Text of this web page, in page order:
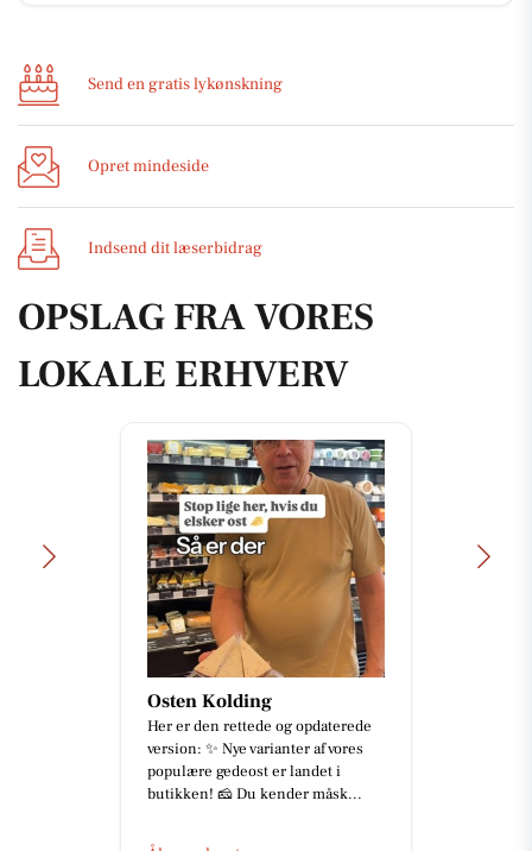
Send en gratis lykønskning
Opret mindeside
Indsend dit læserbidrag
OPSLAG FRA VORES
LOKALE ERHVERV
Osten Kolding
Her er den rettede og opdaterede
version: ✨ Nye varianter af vores
populære gedeost er landet i
butikken! 🧀 Du kender måsk...